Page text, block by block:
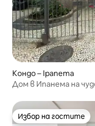
Кондо – Ipanema
Дом в Ипанема на
Избор на гостите
Избор на гостите